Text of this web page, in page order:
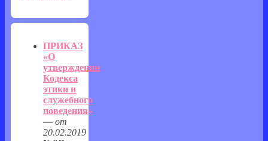
ПРИКАЗ
«О
утверждении
Кодекса
этики и
служебного
поведения»
— от
20.02.2019